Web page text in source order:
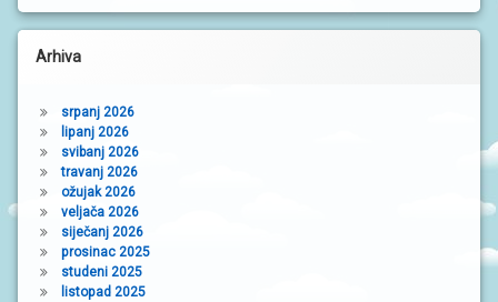
Arhiva
srpanj 2026
lipanj 2026
svibanj 2026
travanj 2026
ožujak 2026
veljača 2026
siječanj 2026
prosinac 2025
studeni 2025
listopad 2025